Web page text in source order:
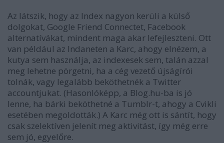
Az látszik, hogy az Index nagyon kerüli a külső
dolgokat, Google Friend Connectet, Facebook
alternatívákat, mindent maga akar lefejleszteni. Ott
van például az Indaneten a Karc, ahogy elnézem, a
kutya sem használja, az indexesek sem, talán azzal
meg lehetne pörgetni, ha a cég vezető újságírói
tolnák, vagy legalább beköthetnék a Twitter
accountjukat. (Hasonlóképp, a Blog.hu-ba is jó
lenne, ha bárki beköthetné a Tumblr-t, ahogy a Cvikli
esetében megoldották.) A Karc még ott is sántít, hogy
csak szelektíven jelenít meg aktivitást, így még erre
sem jó, egyelőre.